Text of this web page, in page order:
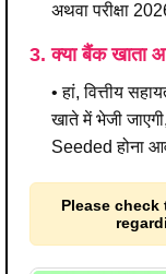
अथवा परीक्षा
3. क्या बैंक खाता
• हां, वित्तीय
खाते में भेजी
Seeded होना
Please